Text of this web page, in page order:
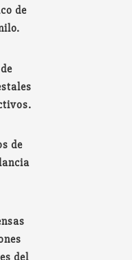
de
de